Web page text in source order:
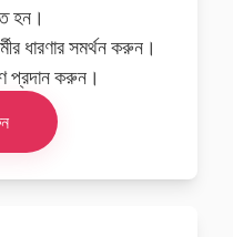
হন।
ধারণার সমর্থন করুন।
প্রদান করুন।